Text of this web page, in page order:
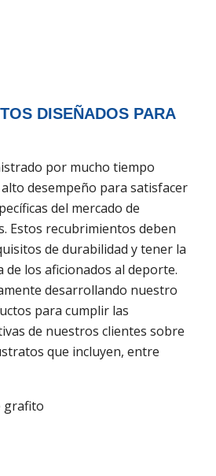
DISEÑADOS PARA
por mucho tiempo
desempeño para satisfacer
del mercado de
Estos recubrimientos deben
de durabilidad y tener la
de los aficionados al deporte.
desarrollando nuestro
para cumplir las
de nuestros clientes sobre
que incluyen, entre
grafito